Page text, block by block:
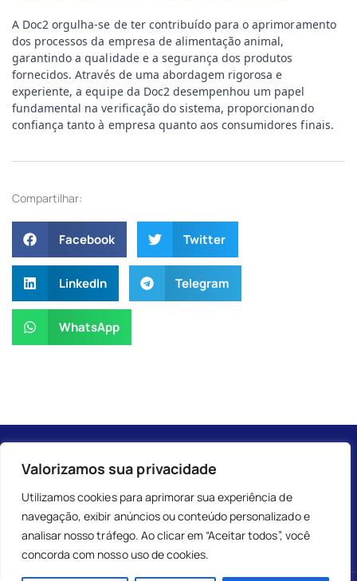
Valorizamos sua privacidade
Utilizamos cookies para aprimorar sua experiência de
navegação, exibir anúncios ou conteúdo personalizado e
analisar nosso tráfego. Ao clicar em “Aceitar todos”, você
concorda com nosso uso de cookies.
A Doc2 orgulha-se de ter contribuído para o aprimoramento
dos processos da empresa de alimentação animal,
garantindo a qualidade e a segurança dos produtos
fornecidos. Através de uma abordagem rigorosa e
experiente, a equipe da Doc2 desempenhou um papel
fundamental na verificação do sistema, proporcionando
confiança tanto à empresa quanto aos consumidores finais.
Compartilhar:
Facebook Twitter
LinkedIn Telegram
WhatsApp